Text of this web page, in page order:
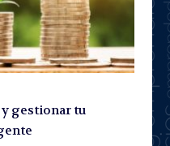
gestionar tu